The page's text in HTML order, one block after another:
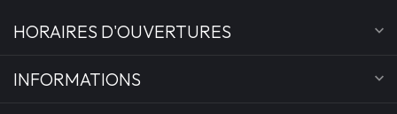
HORAIRES D'OUVERTURES
INFORMATIONS